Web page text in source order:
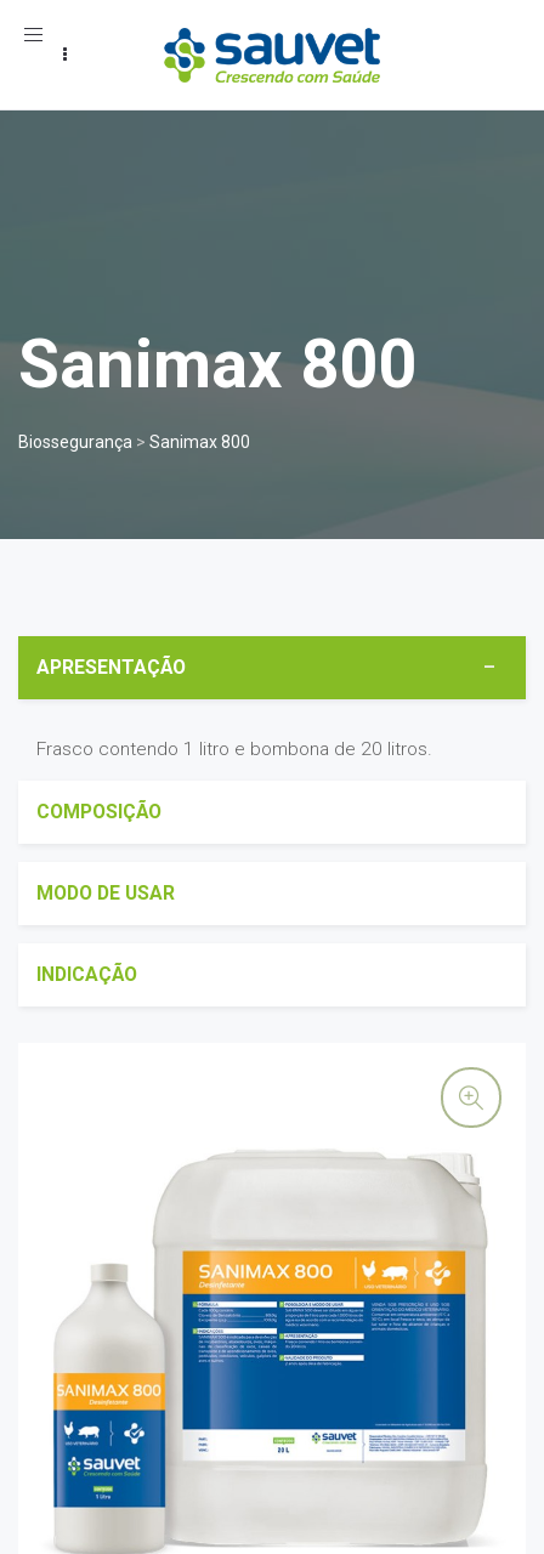
Toggle
Sanimax 800
Biossegurança > Sanimax 800
APRESENTAÇÃO
Frasco contendo 1 litro e bombona de 20 litros.
COMPOSIÇÃO
MODO DE USAR
INDICAÇÃO